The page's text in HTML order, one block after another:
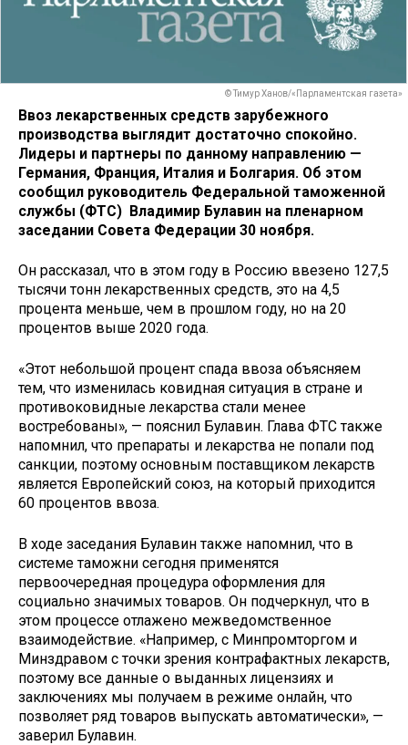
© Тимур Ханов/«Парламентская газета»
Ввоз лекарственных средств зарубежного
производства выглядит достаточно спокойно.
Лидеры и партнеры по данному направлению —
Германия, Франция, Италия и Болгария. Об этом
сообщил руководитель Федеральной таможенной
службы (ФТС) Владимир Булавин на пленарном
заседании Совета Федерации 30 ноября.
Он рассказал, что в этом году в Россию ввезено 127,5
тысячи тонн лекарственных средств, это на 4,5
процента меньше, чем в прошлом году, но на 20
процентов выше 2020 года.
«Этот небольшой процент спада ввоза объясняем
тем, что изменилась ковидная ситуация в стране и
противоковидные лекарства стали менее
востребованы», — пояснил Булавин. Глава ФТС также
напомнил, что препараты и лекарства не попали под
санкции, поэтому основным поставщиком лекарств
является Европейский союз, на который приходится
60 процентов ввоза.
В ходе заседания Булавин также напомнил, что в
системе таможни сегодня применятся
первоочередная процедура оформления для
социально значимых товаров. Он подчеркнул, что в
этом процессе отлажено межведомственное
взаимодействие. «Например, с Минпромторгом и
Минздравом с точки зрения контрафактных лекарств,
поэтому все данные о выданных лицензиях и
заключениях мы получаем в режиме онлайн, что
позволяет ряд товаров выпускать автоматически», —
заверил Булавин.